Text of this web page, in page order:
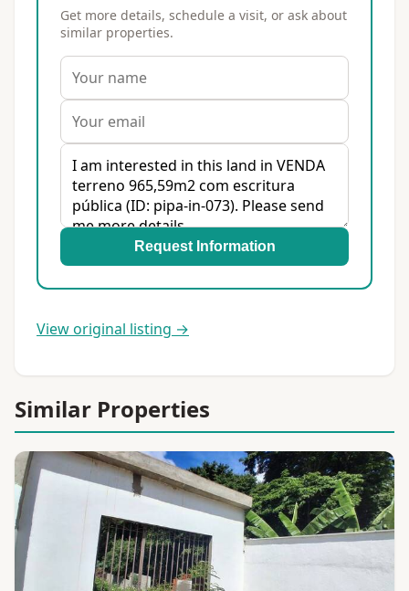
Get more details, schedule a visit, or ask about
similar properties.
Request Information
View original listing →
Similar Properties